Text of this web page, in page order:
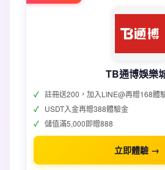
TB通博娛樂
註冊送200，加入LINE@再贈168體
USDT入金再贈388體驗金
儲值滿5,000即贈888
立即體驗 →